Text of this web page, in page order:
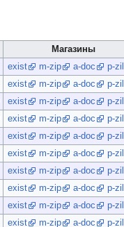
Магазины
exist m-zip a-doc
p-
exist m-zip a-doc
p-
exist m-zip a-doc
p-
exist m-zip a-doc
p-
exist m-zip a-doc
p-
exist m-zip a-doc
p-
exist m-zip a-doc
p-
exist m-zip a-doc
p-
exist m-zip a-doc
p-
exist m-zip a-doc p-